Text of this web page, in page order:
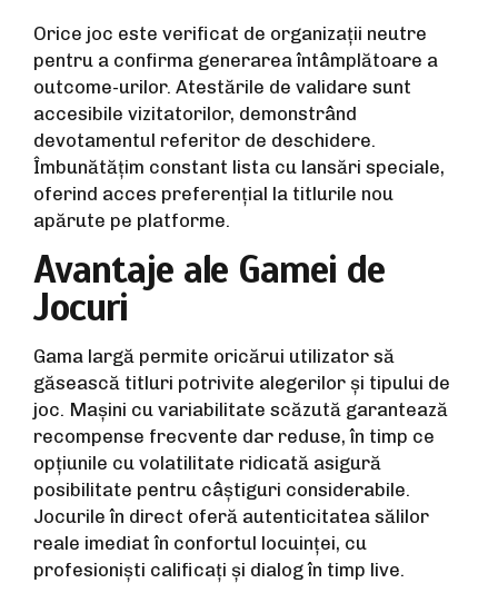
Orice joc este verificat de organizații neutre
pentru a confirma generarea întâmplătoare a
outcome-urilor. Atestările de validare sunt
accesibile vizitatorilor, demonstrând
devotamentul referitor de deschidere.
Îmbunătățim constant lista cu lansări speciale,
oferind acces preferențial la titlurile nou
apărute pe platforme.
Avantaje ale Gamei de
Jocuri
Gama largă permite oricărui utilizator să
găsească titluri potrivite alegerilor și tipului de
joc. Mașini cu variabilitate scăzută garantează
recompense frecvente dar reduse, în timp ce
opțiunile cu volatilitate ridicată asigură
posibilitate pentru câștiguri considerabile.
Jocurile în direct oferă autenticitatea sălilor
reale imediat în confortul locuinței, cu
profesioniști calificați și dialog în timp live.